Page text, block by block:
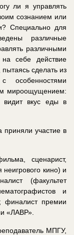
ли я управлять
сознанием или
Специально для
различные
различными
себе действие
сделать из
особенностями
мироощущением:
видит вкус еды в
приняли участие в
сценарист,
кино) и
(факультет
и
финалист премии
«ЛАВР».
МПГУ,